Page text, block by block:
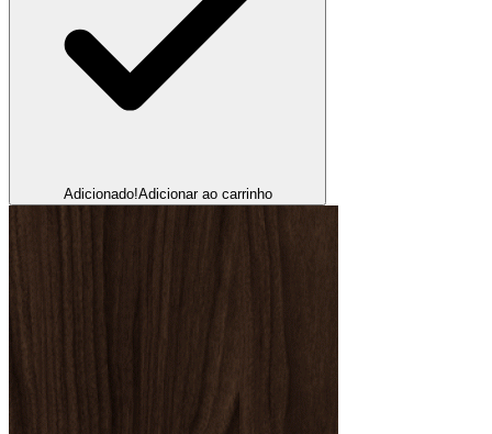
Adicionado!Adicionar ao carrinho